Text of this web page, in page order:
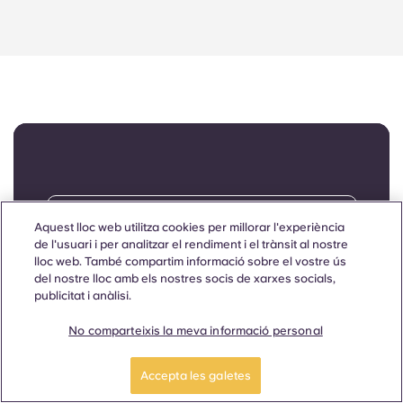
📍 Troba el teu Yugo casa a
Bolonya
Aquest lloc web utilitza cookies per millorar l'experiència
de l'usuari i per analitzar el rendiment i el trànsit al nostre
lloc web. També compartim informació sobre el vostre ús
del nostre lloc amb els nostres socis de xarxes socials,
publicitat i anàlisi.
No comparteixis la meva informació personal
Accepta les galetes